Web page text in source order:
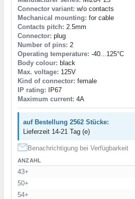
Connector variant: w/o contacts
Mechanical mounting: for cable
Contacts pitch: 2.5mm
Connector: plug
Number of pins: 2
Operating temperature: -40...125°C
Body colour: black
Max. voltage: 125V
Kind of connector: female
IP rating: IP67
Maximum current: 4A
auf Bestellung 2562 Stücke:
Lieferzeit 14-21 Tag (e)
Benachrichtigung bei Verfügbarkeit
ANZAHL
43+
50+
54+